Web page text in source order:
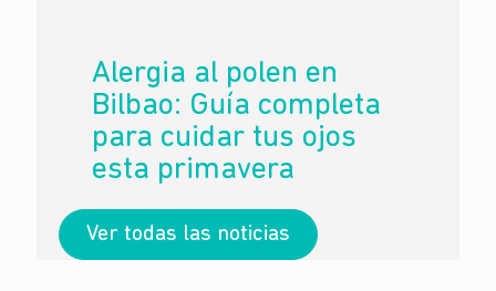
Alergia al polen en
Bilbao: Guía completa
para cuidar tus ojos
esta primavera
Ver todas las noticias